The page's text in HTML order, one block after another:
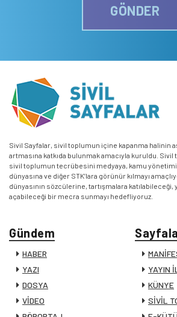
GÖNDER
Sivil Sayfalar, sivil toplumun içine kapanma halinin
artmasına katkıda bulunmak amacıyla kuruldu.
sivil toplumun tecrübesini medyaya, kamu
dünyasına ve diğer STK’lara görünür kılmayı
dünyasının sözcülerine, tartışmalara katılabileceği,
açabileceği bir mecra sunmayı hedefliyoruz.
Gündem
HABER
YAZI
DOSYA
VİDEO
YAYIN
KÜNYE
SİVİL